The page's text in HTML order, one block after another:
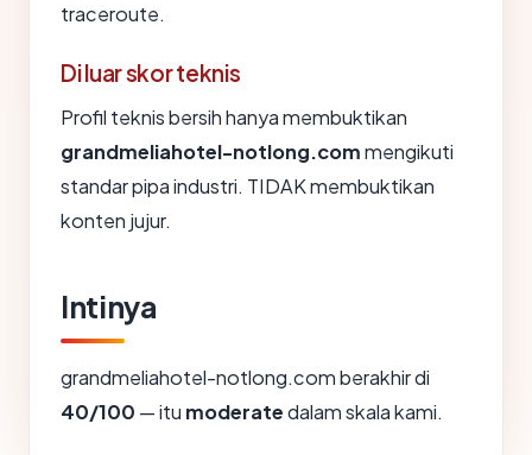
traceroute.
Di luar skor teknis
Profil teknis bersih hanya membuktikan
grandmeliahotel-notlong.commengikuti
standar pipa industri. TIDAK membuktikan
konten jujur.
Intinya
grandmeliahotel-notlong.com berakhir di
40/100 — itu moderatedalam skala kami.